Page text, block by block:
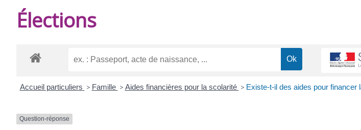
Élections
Accueil particuliers > Famille > Aides financières pour la scolarité > Existe-t-il des aides pour financer
Question-réponse